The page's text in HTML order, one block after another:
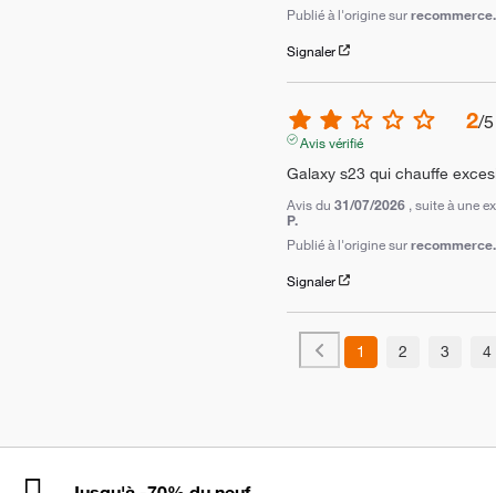
Publié à l'origine sur
Signaler
2/5
Avis vérifié
Galaxy s23 qui chauffe
Avis du 31/07/2026 , suite à une
P.
Publié à l'origine sur
Signaler
1 2 3 4